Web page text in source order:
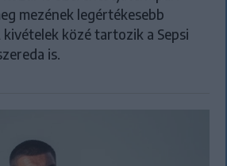
mezének legértékesebb
közé tartozik a Sepsi
is.